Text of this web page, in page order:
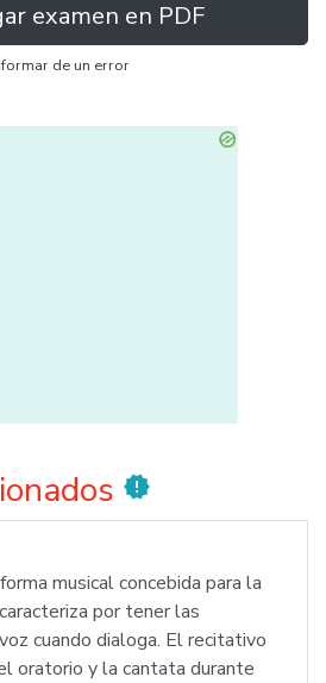
examen en PDF
de un error
new_releases
musical concebida para la
por tener las
cuando dialoga. El recitativo
oratorio y la cantata durante